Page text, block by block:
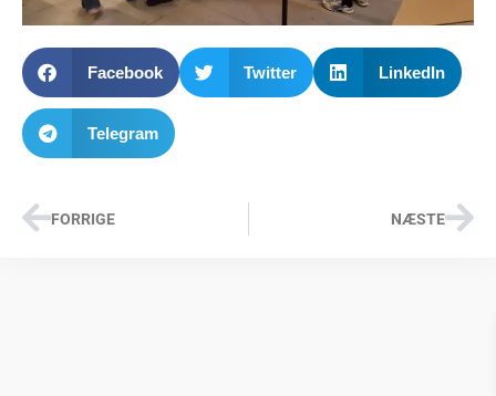
Facebook Twitter LinkedIn
Telegram
FORRIGE NÆSTE